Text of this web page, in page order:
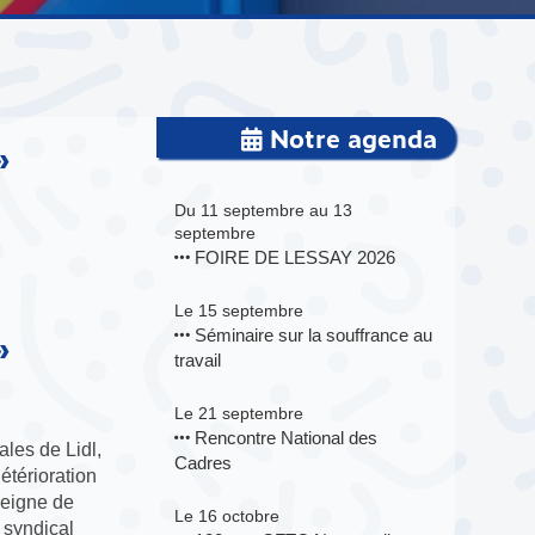
de Lidl,
de
Notre agenda
Du 11 septembre au 13
septembre
FOIRE DE LESSAY 2026
Le 15 septembre
Séminaire sur la souffrance au
travail
Le 21 septembre
Rencontre National des
Cadres
Le 16 octobre